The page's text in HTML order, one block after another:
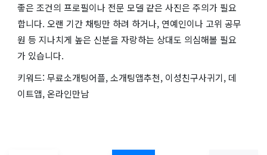
좋은 조건의 프로필이나 전문 모델 같은 사진은 주의가 필요
합니다. 오랜 기간 채팅만 하려 하거나, 연예인이나 고위 공무
원 등 지나치게 높은 신분을 자랑하는 상대도 의심해볼 필요
가 있습니다.
키워드: 무료소개팅어플, 소개팅앱추천, 이성친구사귀기, 데
이트앱, 온라인만남